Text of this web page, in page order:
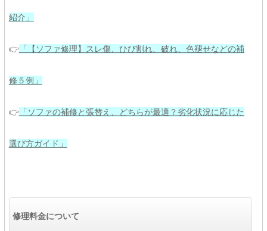
紹介」
👉「【ソファ修理】スレ傷、ひび割れ、破れ、色褪せなどの補
修５例」
👉「ソファの補修と張替え、どちらが最適？劣化状況に応じた
選び方ガイド」
修理料金について